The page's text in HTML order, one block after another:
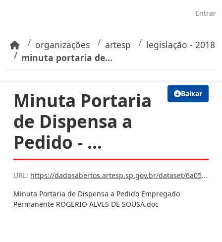
Entrar
organizações artesp
legislação - 2018
minuta portaria de...
Baixar
Minuta Portaria
de Dispensa a
Pedido - ...
URL: https://dadosabertos.artesp.sp.gov.br/dataset/6a059e99-75d0-42bc-ba16-7608cfb7f6bb/resource/5b03df77-d421-45f4-96a2-330a1d8bd8e1/download/minuta-portaria-de-dispensa-a-pedido-empregado-permanente-rogerio-alves-de-sousa.doc
Minuta Portaria de Dispensa a Pedido Empregado
Permanente ROGERIO ALVES DE SOUSA.doc